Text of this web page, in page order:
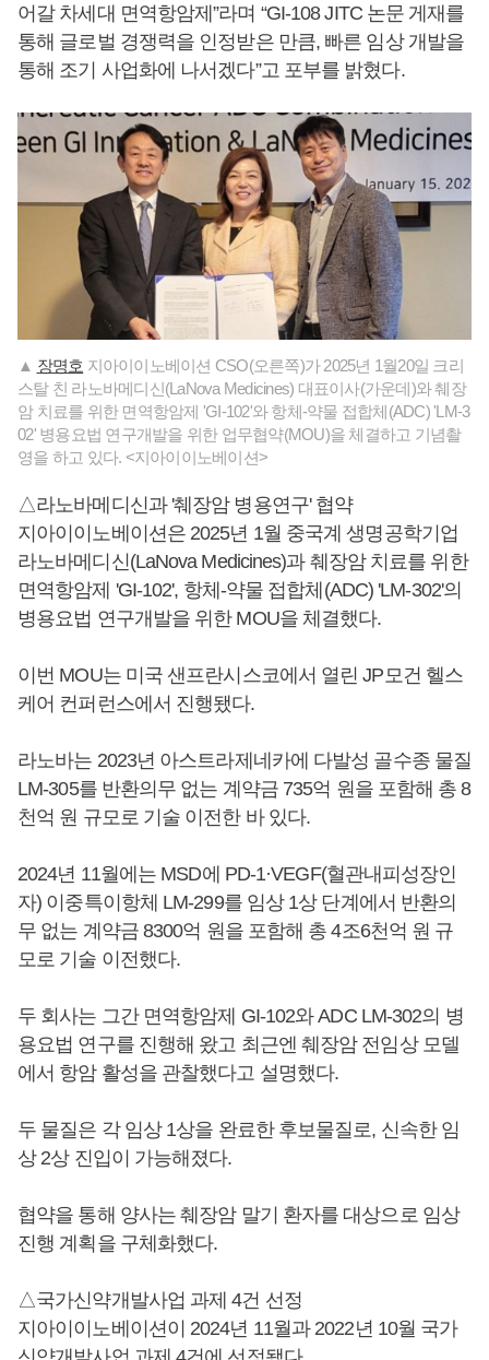
어갈 차세대 면역항암제”라며 “GI-108 JITC 논문 게재를
통해 글로벌 경쟁력을 인정받은 만큼, 빠른 임상 개발을
통해 조기 사업화에 나서겠다”고 포부를 밝혔다.
▲ 장명호 지아이이노베이션 CSO(오른쪽)가 2025년 1월20일 크리
스탈 친 라노바메디신(LaNova Medicines) 대표이사(가운데)와 췌장
암 치료를 위한 면역항암제 'GI-102'와 항체-약물 접합체(ADC) 'LM-3
02' 병용요법 연구개발을 위한 업무협약(MOU)을 체결하고 기념촬
영을 하고 있다. <지아이이노베이션>
△라노바메디신과 '췌장암 병용연구' 협약
지아이이노베이션은 2025년 1월 중국계 생명공학기업
라노바메디신(LaNova Medicines)과 췌장암 치료를 위한
면역항암제 'GI-102', 항체-약물 접합체(ADC) 'LM-302'의
병용요법 연구개발을 위한 MOU을 체결했다.
이번 MOU는 미국 샌프란시스코에서 열린 JP모건 헬스
케어 컨퍼런스에서 진행됐다.
라노바는 2023년 아스트라제네카에 다발성 골수종 물질
LM-305를 반환의무 없는 계약금 735억 원을 포함해 총 8
천억 원 규모로 기술 이전한 바 있다.
2024년 11월에는 MSD에 PD-1·VEGF(혈관내피성장인
자) 이중특이항체 LM-299를 임상 1상 단계에서 반환의
무 없는 계약금 8300억 원을 포함해 총 4조6천억 원 규
모로 기술 이전했다.
두 회사는 그간 면역항암제 GI-102와 ADC LM-302의 병
용요법 연구를 진행해 왔고 최근엔 췌장암 전임상 모델
에서 항암 활성을 관찰했다고 설명했다.
두 물질은 각 임상 1상을 완료한 후보물질로, 신속한 임
상 2상 진입이 가능해졌다.
협약을 통해 양사는 췌장암 말기 환자를 대상으로 임상
진행 계획을 구체화했다.
△국가신약개발사업 과제 4건 선정
지아이이노베이션이 2024년 11월과 2022년 10월 국가